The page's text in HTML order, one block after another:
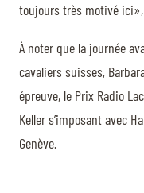
toujours très motivé ici»,
À noter que la journée
cavaliers suisses,
épreuve, le Prix Radio
Keller s’imposant avec
Genève.